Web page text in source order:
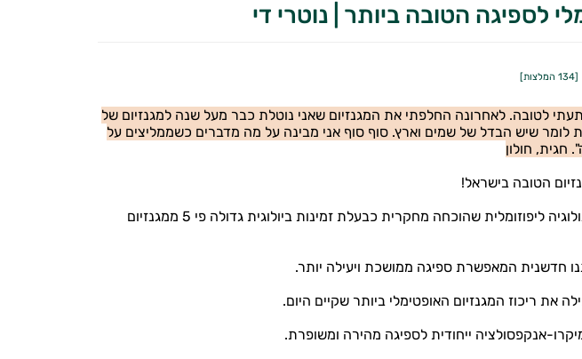
לספיגה הטובה ביותר | נוטרי די
[134 המלצות ]
לטובה. לאחרונה החלפתי את המגנזיום שאני נוטלת כבר מעל שנה למגנזיום של
לומר שיש הבדל של שמים וארץ. סוף סוף אני מבינה על מה מדברים כשממליצים על
חגית, חולון
הטובה בישראל!
מגנזיום בטכנולוגיה ליפוזומלית שהוכחה מחקרית כבעלת זמינות ביולוגית גדולה פי 5 ממגנזיום
חדשנית המאפשרת ספיגה ממושכת ויעילה יותר.
את ריכוז המגנזיום האופטימלי ביותר שקיים היום.
אנקפסולציה ייחודית לספיגה מהירה ומשופרת.